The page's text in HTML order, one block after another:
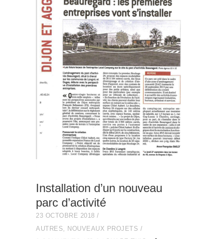
Installation d’un nouveau
parc d’activité
23 OCTOBRE 2018
AUTRES, NOUVEAUX PROJETS